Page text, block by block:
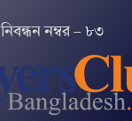
নম্বর – ৮৩